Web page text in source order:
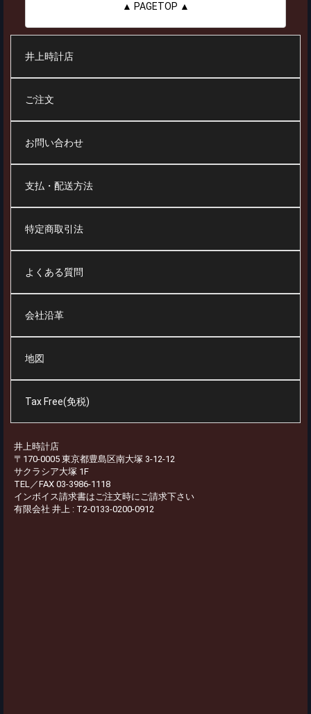
▲ PAGETOP ▲
井上時計店
ご注文
お問い合わせ
支払・配送方法
特定商取引法
よくある質問
会社沿革
地図
Tax Free(免税)
井上時計店
〒170-0005 東京都豊島区南大塚 3-12-12
サクラシア大塚 1F
TEL／FAX 03-3986-1118
インボイス請求書はご注文時にご請求下さい
有限会社 井上 : T2-0133-0200-0912